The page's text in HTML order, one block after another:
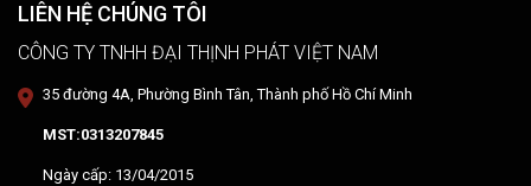
LIÊN HỆ CHÚNG TÔI
CÔNG TY TNHH ĐẠI THỊNH PHÁT VIỆT NAM
35 đường 4A, Phường Bình Tân, Thành phố Hồ Chí Minh
MST:0313207845
Ngày cấp: 13/04/2015